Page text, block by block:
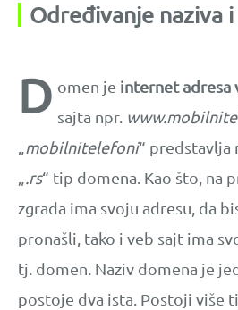
Određivanje naziva
D omen je internet adresa
sajta npr.
„mobilnitelefoni“ predstavlja
„.rs“ tip domena. Kao što, na
zgrada ima svoju adresu, da
pronašli, tako i veb sajt ima
tj. domen. Naziv domena je
postoje dva ista. Postoji više